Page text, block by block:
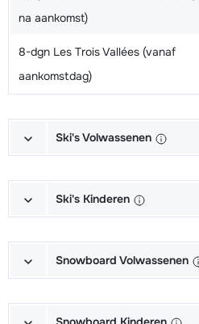
na aankomst)
8-dgn Les Trois Vallées (vanaf
aankomstdag)
Ski's Volwassenen
Schoenen + Stokken (6/7 dagen)
Stokken (6/7 dagen)
(6/7 dagen)
Ski's Kinderen
Schoenen + Stokken (6/7 dagen)
Stokken (6/7 dagen)
Snowboard Volwassenen